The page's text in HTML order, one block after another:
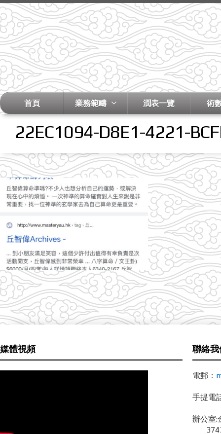
首頁 業務範疇 潤表一覽 術
22EC1094-D8E1-4221-
媒體視頻 聯絡我
電郵：
手提電
辦公室: